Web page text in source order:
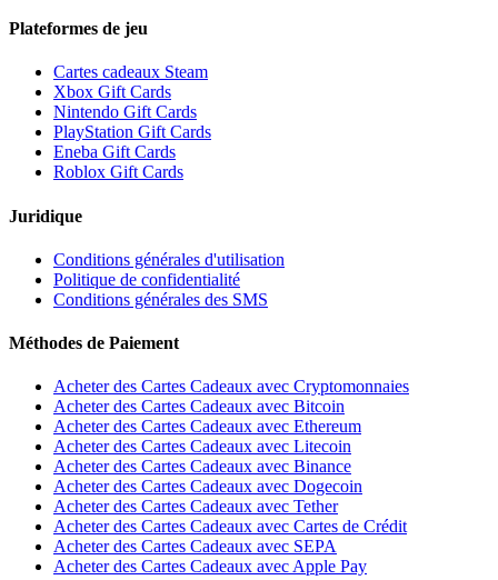
Plateformes de jeu
Cartes cadeaux Steam
Xbox Gift Cards
Nintendo Gift Cards
PlayStation Gift Cards
Eneba Gift Cards
Roblox Gift Cards
Juridique
Conditions générales d'utilisation
Politique de confidentialité
Conditions générales des SMS
Méthodes de Paiement
Acheter des Cartes Cadeaux avec Cryptomonnaies
Acheter des Cartes Cadeaux avec Bitcoin
Acheter des Cartes Cadeaux avec Ethereum
Acheter des Cartes Cadeaux avec Litecoin
Acheter des Cartes Cadeaux avec Binance
Acheter des Cartes Cadeaux avec Dogecoin
Acheter des Cartes Cadeaux avec Tether
Acheter des Cartes Cadeaux avec Cartes de Crédit
Acheter des Cartes Cadeaux avec SEPA
Acheter des Cartes Cadeaux avec Apple Pay